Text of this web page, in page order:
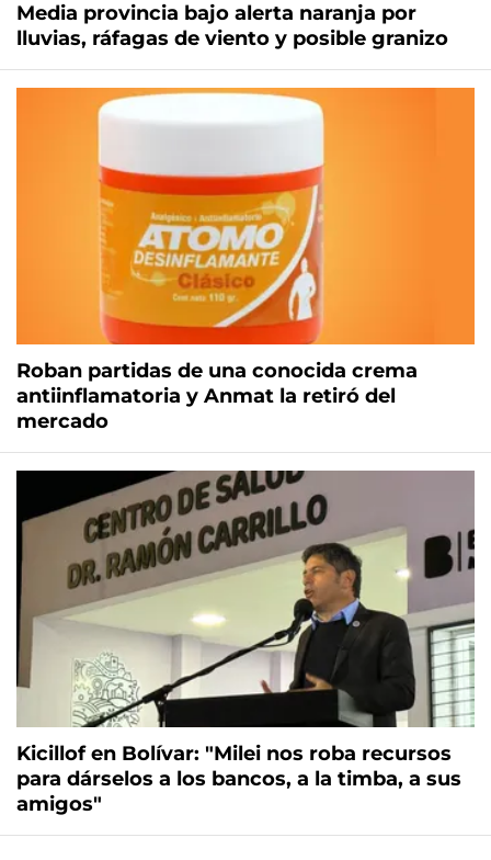
Media provincia bajo alerta naranja por
lluvias, ráfagas de viento y posible granizo
Roban partidas de una conocida crema
antiinflamatoria y Anmat la retiró del
mercado
Kicillof en Bolívar: "Milei nos roba recursos
para dárselos a los bancos, a la timba, a sus
amigos"